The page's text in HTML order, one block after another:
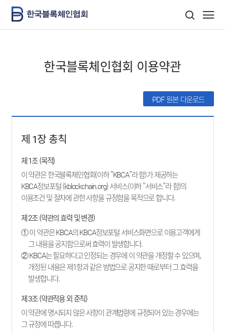
한국블록체인협회 이용약관
PDF 원본 다운로드
제 1장 총칙
제 1조 (목적)
이 약관은 한국블록체인협회(이하 "KBCA"라 함)가 제공하는
KBCA정보포털 (kblockchain.org) 서비스(이하 "서비스"라 함)의
이용조건 및 절차에 관한 사항을 규정함을 목적으로 합니다.
제 2조 (약관의 효력 및 변경)
① 이 약관은 KBCA의 KBCA정보포털 서비스화면으로 이용고객에게
그 내용을 공지함으로써 효력이 발생합니다.
② KBCA는 필요하다고 인정되는 경우에 이 약관을 개정할 수 있으며,
개정된 내용은 제1항과 같은 방법으로 공지한 때로부터 그 효력을
발생합니다.
제 3조 (약관적용 외 준칙)
이 약관에 명시되지 않은 사항이 관계법령에 규정되어 있는 경우에는
그 규정에 따릅니다.